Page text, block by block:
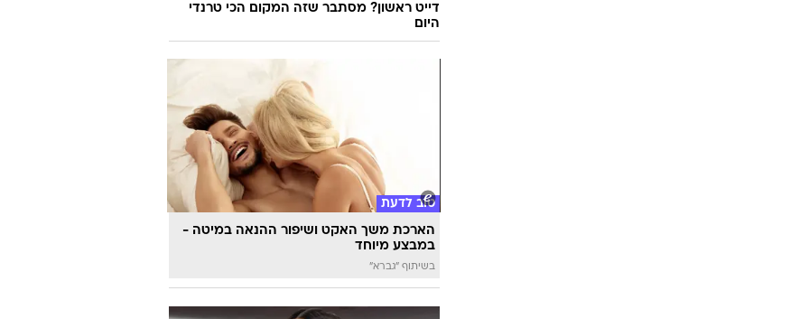
הארכת משך האקט ושיפור ההנאה במיטה -
במבצע מיוחד
בשיתוף "גברא"